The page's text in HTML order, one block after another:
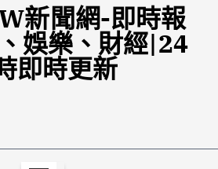
新聞網-即時報
娛樂、財經|24
即時更新